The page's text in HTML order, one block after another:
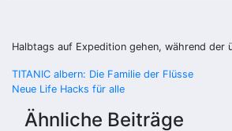
Halbtags auf Expedition gehen, während der
Beitragsnavigation
TITANIC albern: Die Familie der Flüsse
Neue Life Hacks für alle
Ähnliche Beiträge